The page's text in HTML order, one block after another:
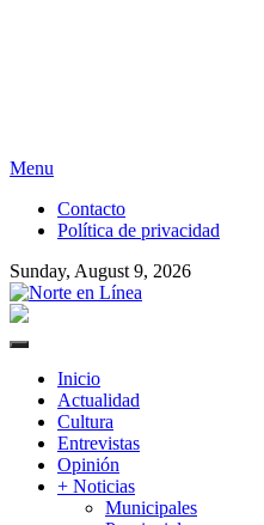
Skip
content
Menu
Contacto
Política de privacidad
Sunday, August 9, 2026
Primary
Inicio
Actualidad
Cultura
Entrevistas
Opinión
+ Noticias
Municipales